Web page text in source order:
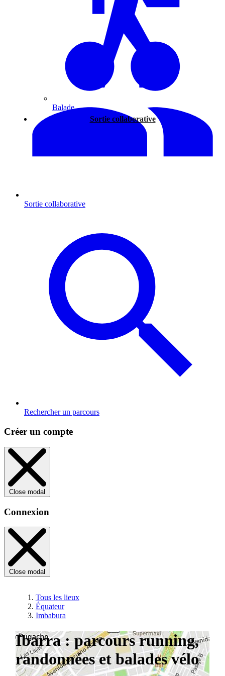
Balade
Sortie collaborative
Sortie collaborative
Rechercher un parcours
Créer un compte
Close modal
Connexion
Close modal
Tous les lieux
Équateur
Imbabura
Ibarra : parcours running,
randonnées et balades vélo